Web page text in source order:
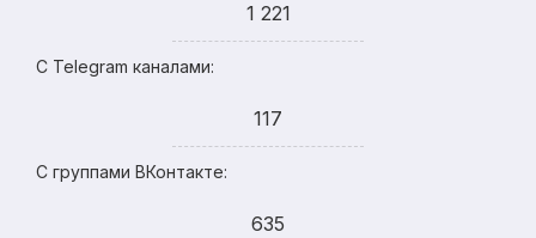
1 221
С Telegram каналами:
117
С группами ВКонтакте:
635